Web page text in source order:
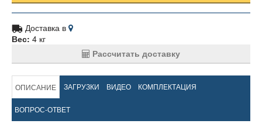
Доставка в
Вес: 4 кг
Рассчитать доставку
ОПИСАНИЕ ЗАГРУЗКИ ВИДЕО КОМПЛЕКТАЦИЯ
ВОПРОС-ОТВЕТ